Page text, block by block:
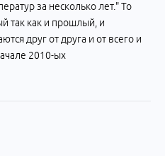
за несколько лет." То
так как и прошлый, и
друг от друга и от всего и
2010-ых